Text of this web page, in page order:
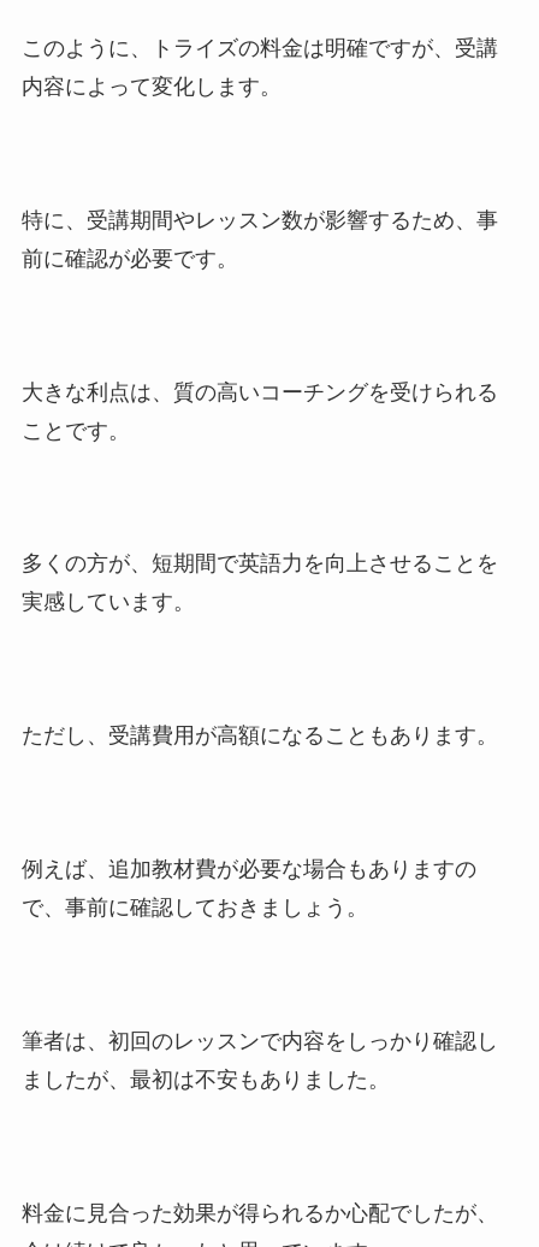
このように、トライズの料金は明確ですが、受講
内容によって変化します。
特に、受講期間やレッスン数が影響するため、事
前に確認が必要です。
大きな利点は、質の高いコーチングを受けられる
ことです。
多くの方が、短期間で英語力を向上させることを
実感しています。
ただし、受講費用が高額になることもあります。
例えば、追加教材費が必要な場合もありますの
で、事前に確認しておきましょう。
筆者は、初回のレッスンで内容をしっかり確認し
ましたが、最初は不安もありました。
料金に見合った効果が得られるか心配でしたが、